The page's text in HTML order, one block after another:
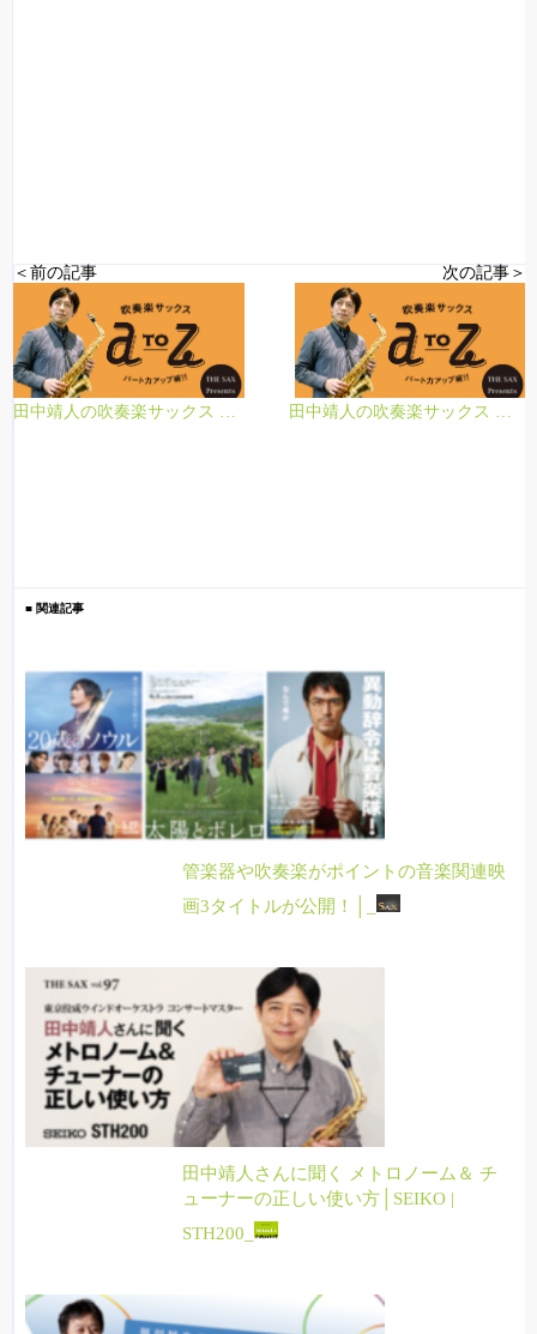
＜前の記事
田中靖人の吹奏楽サックス A to Z 第5回 |悩みのつきないリード編
次の記事＞
田中靖人の吹奏楽サックス A to Z 第7回 |演奏会・アンサンブル編
■ 関連記事
管楽器や吹奏楽がポイントの音楽関連映
画3タイトルが公開！│_
田中靖人さんに聞く メトロノーム＆ チ
ューナーの正しい使い方│SEIKO |
STH200_